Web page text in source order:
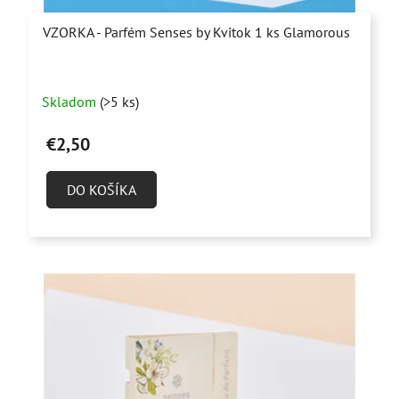
VZORKA - Parfém Senses by Kvitok 1 ks Glamorous
hodnotenie
produktu
z
Skladom (>5 ks)
€2,50
DO KOŠÍKA